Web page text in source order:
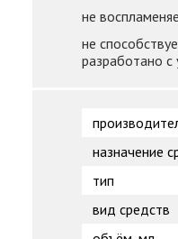
не
не
разработано
назначение
тип
вид средств